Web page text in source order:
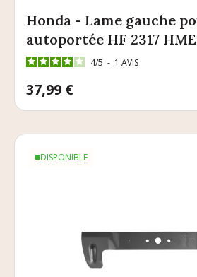
Honda - Lame gauche
autoportée HF 2317 HME
4/5 - 1 AVIS
Prix
37,99 €
DISPONIBLE